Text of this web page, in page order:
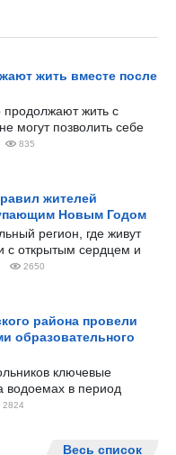
жить вместе после
продолжают жить с
могут позволить себе
835
жителей
Новым Годом
регион, где живут
с открытым сердцем и
2650
района провели
образовательного
ключевые
водоемах в период
2824
Весь список